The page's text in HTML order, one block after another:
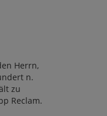
Herrn,
n.
zu
Reclam.